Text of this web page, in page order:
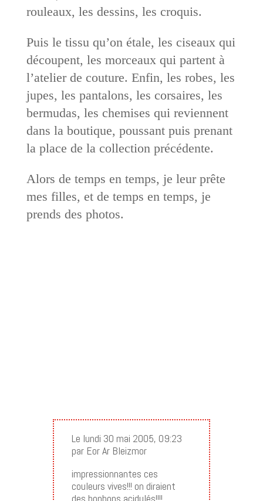
rouleaux, les dessins, les croquis.
Puis le tissu qu’on étale, les ciseaux qui
découpent, les morceaux qui partent à
l’atelier de couture. Enfin, les robes, les
jupes, les pantalons, les corsaires, les
bermudas, les chemises qui reviennent
dans la boutique, poussant puis prenant
la place de la collection précédente.
Alors de temps en temps, je leur prête
mes filles, et de temps en temps, je
prends des photos.
Le lundi 30 mai 2005, 09:23
par Eor Ar Bleizmor
impressionnantes ces
couleurs vives!!! on diraient
des bonbons acidulés!!!!